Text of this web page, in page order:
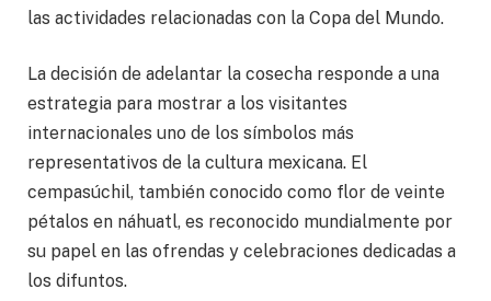
las actividades relacionadas con la Copa del Mundo.
La decisión de adelantar la cosecha responde a una
estrategia para mostrar a los visitantes
internacionales uno de los símbolos más
representativos de la cultura mexicana. El
cempasúchil, también conocido como flor de veinte
pétalos en náhuatl, es reconocido mundialmente por
su papel en las ofrendas y celebraciones dedicadas a
los difuntos.